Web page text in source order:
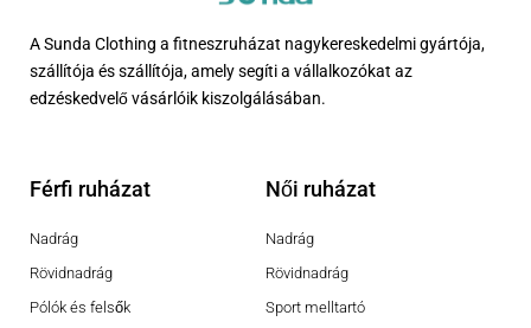
A Sunda Clothing a fitneszruházat nagykereskedelmi gyártója,
szállítója és szállítója, amely segíti a vállalkozókat az
edzéskedvelő vásárlóik kiszolgálásában.
Férfi ruházat
Nadrág
Rövidnadrág
Pólók és felsők
Női ruházat
Nadrág
Rövidnadrág
Sport melltartó